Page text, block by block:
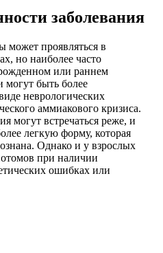
заболевания
может проявляться в
но наиболее часто
или раннем
могут быть более
неврологических
аммиакового кризиса.
могут встречаться реже, и
легкую форму, которая
Однако и у взрослых
при наличии
ошибках или